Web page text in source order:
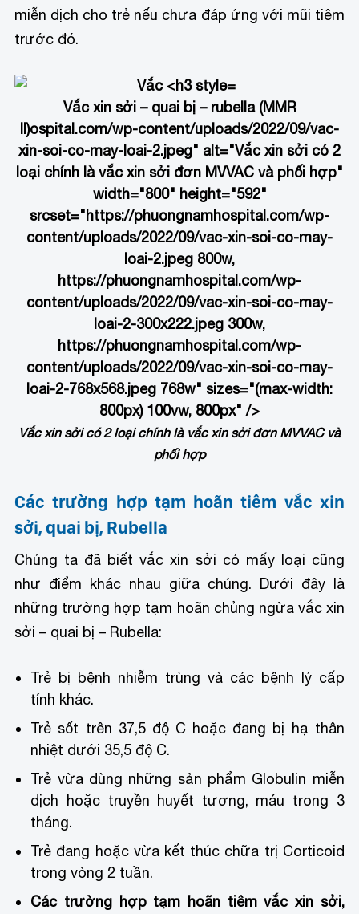
miễn dịch cho trẻ nếu chưa đáp ứng với mũi tiêm
trước đó.
Vắc xin sởi – quai bị – rubella (MMR
II)ospital.com/wp-content/uploads/2022/09/vac-
xin-soi-co-may-loai-2.jpeg" alt="Vắc xin sởi có 2
loại chính là vắc xin sởi đơn MVVAC và phối hợp"
width="800" height="592"
srcset="https://phuongnamhospital.com/wp-
content/uploads/2022/09/vac-xin-soi-co-may-
loai-2.jpeg 800w,
https://phuongnamhospital.com/wp-
content/uploads/2022/09/vac-xin-soi-co-may-
loai-2-300x222.jpeg 300w,
https://phuongnamhospital.com/wp-
content/uploads/2022/09/vac-xin-soi-co-may-
loai-2-768x568.jpeg 768w" sizes="(max-width:
800px) 100vw, 800px" />
Vắc xin sởi có 2 loại chính là vắc xin sởi đơn MVVAC và
phối hợp
Các trường hợp tạm hoãn tiêm vắc xin
sởi, quai bị, Rubella
Chúng ta đã biết vắc xin sởi có mấy loại cũng
như điểm khác nhau giữa chúng. Dưới đây là
những trường hợp tạm hoãn chủng ngừa vắc xin
sởi – quai bị – Rubella:
Trẻ bị bệnh nhiễm trùng và các bệnh lý cấp
tính khác.
Trẻ sốt trên 37,5 độ C hoặc đang bị hạ thân
nhiệt dưới 35,5 độ C.
Trẻ vừa dùng những sản phẩm Globulin miễn
dịch hoặc truyền huyết tương, máu trong 3
tháng.
Trẻ đang hoặc vừa kết thúc chữa trị Corticoid
trong vòng 2 tuần.
Các trường hợp tạm hoãn tiêm vắc xin sởi,